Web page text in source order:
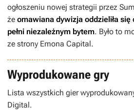
ogłoszeniu nowej strategii przez
że omawiana dywizja oddzieliła się
pełni niezależnym bytem. Było to
ze strony Emona Capital.
Wyprodukowane gry
Lista wszystkich gier
Digital.